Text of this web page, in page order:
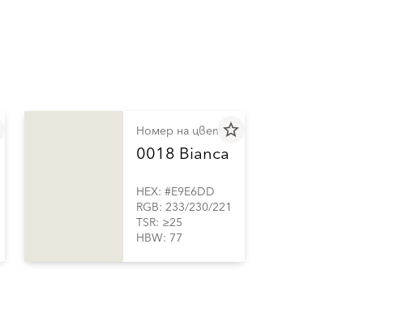
star_border
Номер на цвета
0018 Bianca
HEX: #E9E6DD
RGB: 233/230/221
TSR: ≥25
HBW: 77